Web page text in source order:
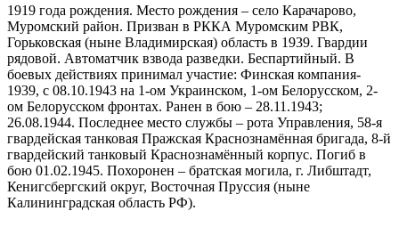
1919 года рождения. Место рождения – село Карачарово,
Муромский район. Призван в РККА Муромским РВК,
Горьковская (ныне Владимирская) область в 1939. Гвардии
рядовой. Автоматчик взвода разведки. Беспартийный. В
боевых действиях принимал участие: Финская компания-
1939, с 08.10.1943 на 1-ом Украинском, 1-ом Белорусском, 2-
ом Белорусском фронтах. Ранен в бою – 28.11.1943;
26.08.1944. Последнее место службы – рота Управления, 58-я
гвардейская танковая Пражская Краснознамённая бригада, 8-й
гвардейский танковый Краснознамённый корпус. Погиб в
бою 01.02.1945. Похоронен – братская могила, г. Либштадт,
Кенигсбергский округ, Восточная Пруссия (ныне
Калининградская область РФ).